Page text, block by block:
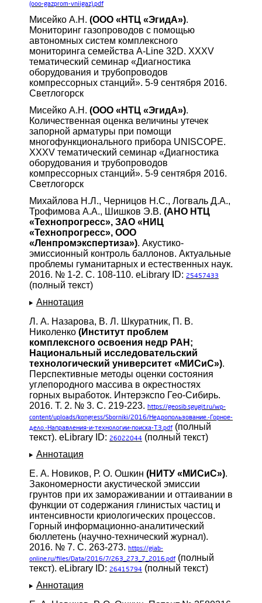
(ooo-gazprom-vniigaz).pdf
Мисейко А.Н. (ООО «НТЦ «ЭгидА»).
Мониторинг газопроводов с помощью
автономных систем комплексного
мониторинга семейства A-Line 32D. XXXV
тематический семинар «Диагностика
оборудования и трубопроводов
компрессорных станций». 5-9 сентября 2016.
Светлогорск
Мисейко А.Н. (ООО «НТЦ «ЭгидА»).
Количественная оценка величины утечек
запорной арматуры при помощи
многофункционального прибора UNISCOPE.
XXXV тематический семинар «Диагностика
оборудования и трубопроводов
компрессорных станций». 5-9 сентября 2016.
Светлогорск
Михайлова Н.Л., Черницов Н.С., Логваль Д.А.,
Трофимова А.А., Шишков Э.В. (АНО НТЦ
«Технопрогресс», ЗАО «НИЦ
«Технопрогресс», ООО
«Ленпромэкспертиза»). Акустико-
эмиссионный контроль баллонов. Актуальные
проблемы гуманитарных и естественных наук.
2016. № 1-2. С. 108-110. eLibrary ID: 25457433
(полный текст)
Аннотация
Л. А. Назарова, В. Л. Шкуратник, П. В.
Николенко (Институт проблем
комплексного освоения недр РАН;
Национальный исследовательский
технологический университет «МИСиС»).
Перспективные методы оценки состояния
углепородного массива в окрестностях
горных выработок. Интерэкспо Гео-Сибирь.
2016. Т. 2. № 3. С. 219-223. https://geosib.sgugit.ru/wp-
content/uploads/kongress/Sborniki/2016/Недропользование.-Горное-
дело.-Направления-и-технологии-поиска-Т.3.pdf (полный
текст). eLibrary ID: 26022044 (полный текст)
Аннотация
Е. А. Новиков, Р. О. Ошкин (НИТУ «МИСиС»).
Закономерности акустической эмиссии
грунтов при их замораживании и оттаивании в
функции от содержания глинистых частиц и
интенсивности криологических процессов.
Горный информационно-аналитический
бюллетень (научно-технический журнал).
2016. № 7. С. 263-273. https://giab-
online.ru/files/Data/2016/7/263_273_7_2016.pdf (полный
текст). eLibrary ID: 26415794 (полный текст)
Аннотация